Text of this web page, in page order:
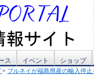
ス イベント ショップ
> ブルネイが福島県産の輸入停止